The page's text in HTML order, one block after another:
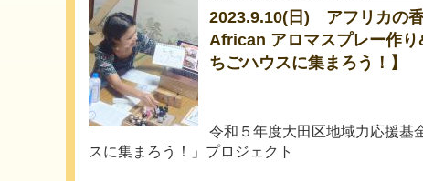
2023.9.10(日) アフリカの
African アロマスプレー作
ちごハウスに集まろう！】
令和５年度大田区地域力応援基
スに集まろう！」プロジェクト